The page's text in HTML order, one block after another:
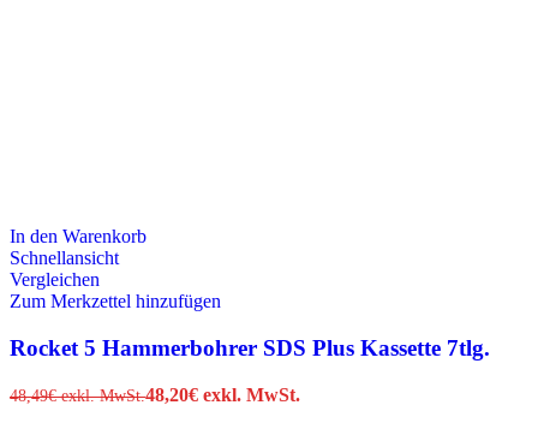
In den Warenkorb
Schnellansicht
Vergleichen
Zum Merkzettel hinzufügen
Rocket 5 Hammerbohrer SDS Plus Kassette 7tlg.
48,49€ exkl. MwSt.48,20€ exkl. MwSt.